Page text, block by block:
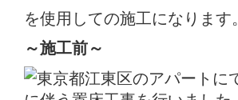
を使用しての施工になります。
～施工前～